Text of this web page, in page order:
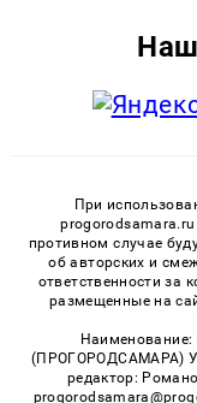
При
progorodsamara.ru
противном случае
об авторских и
ответственности за
размещенные на
Наименование:
(ПРОГОРОДСАМАРА)
редактор: